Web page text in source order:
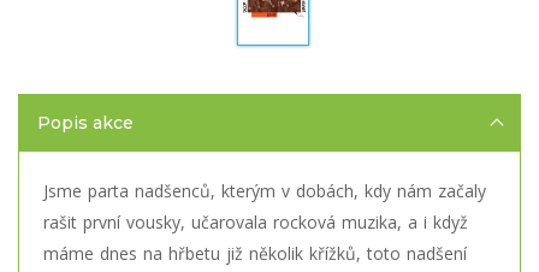
Popis akce
Jsme parta nadšenců, kterým v dobách, kdy nám začaly
rašit první vousky, učarovala rocková muzika, a i když
máme dnes na hřbetu již několik křížků, toto nadšení